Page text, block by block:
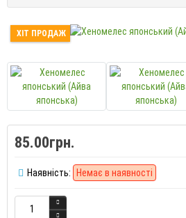
ХІТ ПРОДАЖ
85.00грн.
Наявність: Немає в наявності